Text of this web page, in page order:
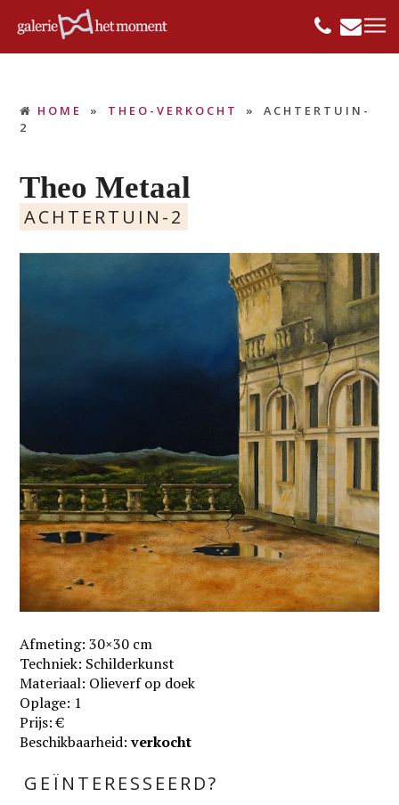
HOME » THEO-VERKOCHT »
ACHTERTUIN-
2
Theo Metaal
ACHTERTUIN-2
Afmeting: 30×30 cm
Techniek: Schilderkunst
Materiaal: Olieverf op doek
Oplage: 1
Prijs: €
Beschikbaarheid:verkocht
GEÏNTERESSEERD?